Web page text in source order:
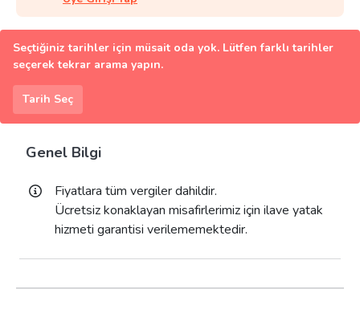
Seçtiğiniz tarihler için müsait oda yok. Lütfen farklı tarihler
seçerek tekrar arama yapın.
Tarih Seç
Genel Bilgi
Fiyatlara tüm vergiler dahildir.
Ücretsiz konaklayan misafirlerimiz için ilave yatak
hizmeti garantisi verilememektedir.